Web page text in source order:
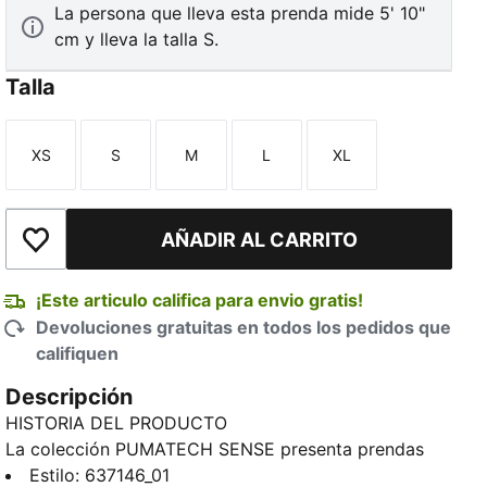
La persona que lleva esta prenda mide 5' 10"
cm y lleva la talla S.
Talla
Talla
XS
Talla
S
Talla
M
Talla
L
Talla
XL
Añadir a la lista de deseosAÑADIR AL CARRITO
¡Este articulo califica para envio gratis!
Devoluciones gratuitas en todos los pedidos que
califiquen
Descripción
HISTORIA DEL PRODUCTO
La colección PUMATECH SENSE presenta prendas
técnicas que pasan fácilmente de un estilo activo a
Estilo: 637146_01